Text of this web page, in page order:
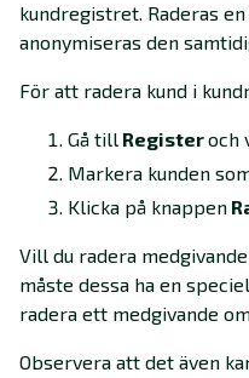
kundregistret. Raderas
anonymiseras den
För att radera kund i
Gå tillRegisteroch
Markera kunden
Klicka på knappen
Vill du radera
måste dessa ha en
radera ett medgivande
Observera att det även